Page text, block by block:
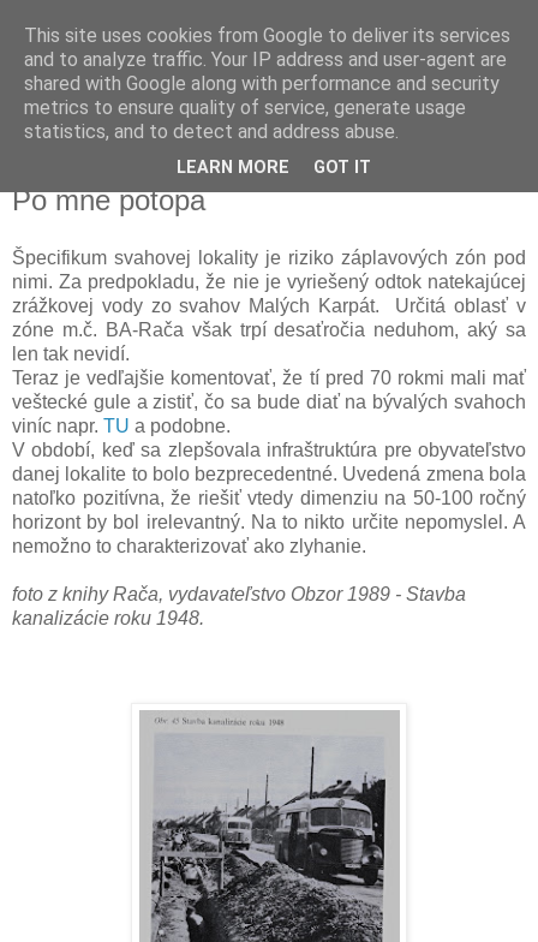
Dušan Veselý
obyvateľ Krasňan
Po mne potopa
Špecifikum svahovej lokality je riziko záplavových zón pod
nimi. Za predpokladu, že nie je vyriešený odtok natekajúcej
zrážkovej vody zo svahov Malých Karpát. Určitá oblasť v
zóne m.č. BA-Rača však trpí desaťročia neduhom, aký sa
len tak nevidí.
Teraz je vedľajšie komentovať, že tí pred 70 rokmi mali mať
veštecké gule a zistiť, čo sa bude diať na bývalých svahoch
viníc napr. TU a podobne.
V období, keď sa zlepšovala infraštruktúra pre obyvateľstvo
danej lokalite to bolo bezprecedentné. Uvedená zmena bola
natoľko pozitívna, že riešiť vtedy dimenziu na 50-100 ročný
horizont by bol irelevantný. Na to nikto určite nepomyslel. A
nemožno to charakterizovať ako zlyhanie.
foto z knihy Rača, vydavateľstvo Obzor 1989 - Stavba
kanalizácie roku 1948.
This site uses cookies from Google to deliver its services
and to analyze traffic. Your IP address and user-agent are
shared with Google along with performance and security
metrics to ensure quality of service, generate usage
statistics, and to detect and address abuse.
LEARN MORE GOT IT